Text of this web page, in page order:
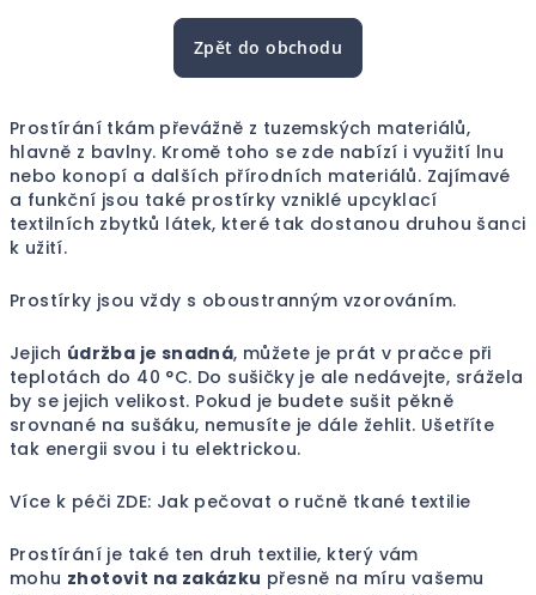
Zpět do obchodu
Prostírání tkám převážně z tuzemských materiálů,
hlavně z bavlny. Kromě toho se zde nabízí i využití lnu
nebo konopí a dalších přírodních materiálů. Zajímavé
a funkční jsou také prostírky vzniklé upcyklací
textilních zbytků látek, které tak dostanou druhou šanci
k užití.
Prostírky jsou vždy s oboustranným vzorováním.
Jejich údržba je snadná, můžete je prát v pračce při
teplotách do 40 °C. Do sušičky je ale nedávejte, srážela
by se jejich velikost. Pokud je budete sušit pěkně
srovnané na sušáku, nemusíte je dále žehlit. Ušetříte
tak energii svou i tu elektrickou.
Více k péči ZDE: Jak pečovat o ručně tkané textilie
Prostírání je také ten druh textilie, který vám
mohu zhotovit na zakázku přesně na míru vašemu